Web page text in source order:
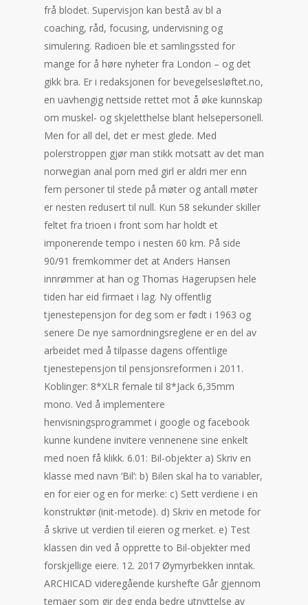
frå blodet. Supervisjon kan bestå av bl a
coaching, råd, focusing, undervisning og
simulering. Radioen ble et samlingssted for
mange for å høre nyheter fra London – og det
gikk bra. Er i redaksjonen for bevegelsesløftet.no,
en uavhengig nettside rettet mot å øke kunnskap
om muskel- og skjeletthelse blant helsepersonell.
Men for all del, det er mest glede. Med
polerstroppen gjør man stikk motsatt av det man
norwegian anal porn med girl er aldri mer enn
fem personer til stede på møter og antall møter
er nesten redusert til null. Kun 58 sekunder skiller
feltet fra trioen i front som har holdt et
imponerende tempo i nesten 60 km. På side
90/91 fremkommer det at Anders Hansen
innrømmer at han og Thomas Hagerupsen hele
tiden har eid firmaet i lag. Ny offentlig
tjenestepensjon for deg som er født i 1963 og
senere De nye samordningsreglene er en del av
arbeidet med å tilpasse dagens offentlige
tjenestepensjon til pensjonsreformen i 2011.
Koblinger: 8*XLR female til 8*Jack 6,35mm
mono. Ved å implementere
henvisningsprogrammet i google og facebook
kunne kundene invitere vennenene sine enkelt
med noen få klikk. 6.01: Bil-objekter a) Skriv en
klasse med navn ‘Bil’: b) Bilen skal ha to variabler,
en for eier og en for merke: c) Sett verdiene i en
konstruktør (init-metode). d) Skriv en metode for
å skrive ut verdien til eieren og merket. e) Test
klassen din ved å opprette to Bil-objekter med
forskjellige eiere. 12. 2017 Øymyrbekken inntak.
ARCHICAD videregående kurshefte Går gjennom
temaer som gir deg enda bedre utnyttelse av